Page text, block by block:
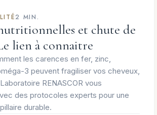
2 MIN.
et chute de
lien à connaitre
les carences en fer, zinc,
3 peuvent fragiliser vos cheveux,
RENASCOR vous
des protocoles experts pour une
durable.